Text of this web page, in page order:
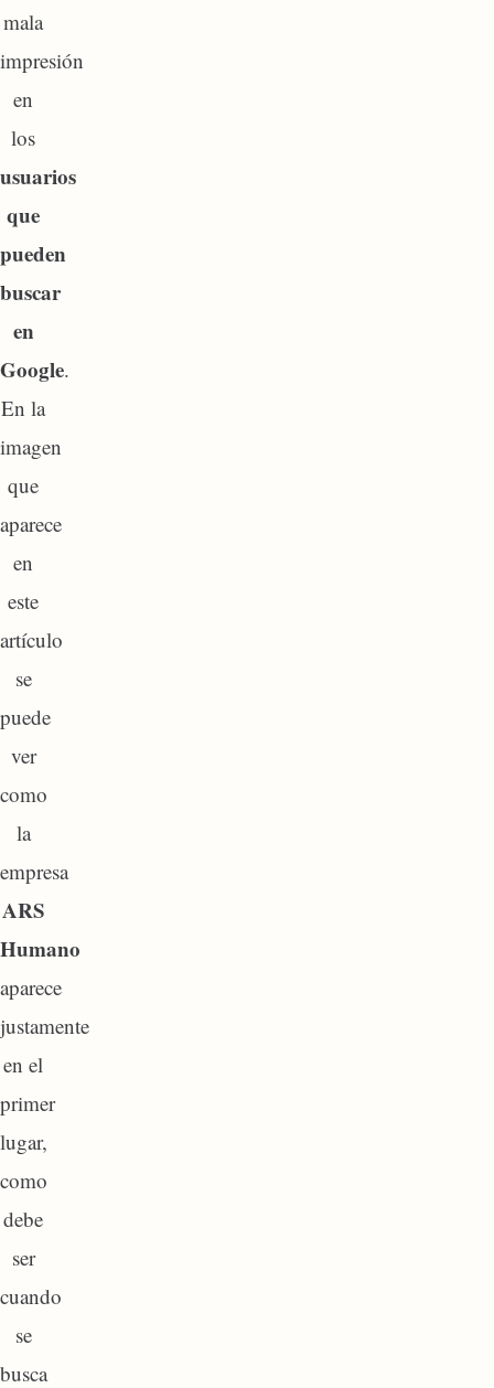
mala
impresión
en
los
usuarios
que
pueden
buscar
en
Google.
En la
imagen
que
aparece
en
este
artículo
se
puede
ver
como
la
empresa
ARS
Humano
aparece
justamente
en el
primer
lugar,
como
debe
ser
cuando
se
busca